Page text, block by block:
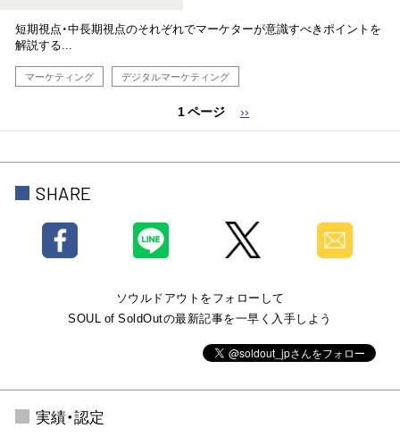
短期視点・中長期視点のそれぞれでマーケターが意識すべきポイントを
解説する...
マーケティング デジタルマーケティング
ジ
1 ページ
次
ペ
››
SHARE
ソウルドアウトをフォローして
SOUL of SoldOutの最新記事を一早く入手しよう
実績・認定